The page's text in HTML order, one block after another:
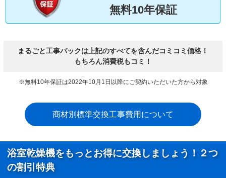
無料10年保証
まるごと工事パックは上記のすべてを含んだコミコミ価格！
もちろん消費税もコミ！
※無料10年保証は2022年10月1日以降にご契約いただいた方から対象
商材別標準交換工事費用について
浴室乾燥機をもっとお得に交換しましょう！２つ
の割引特典